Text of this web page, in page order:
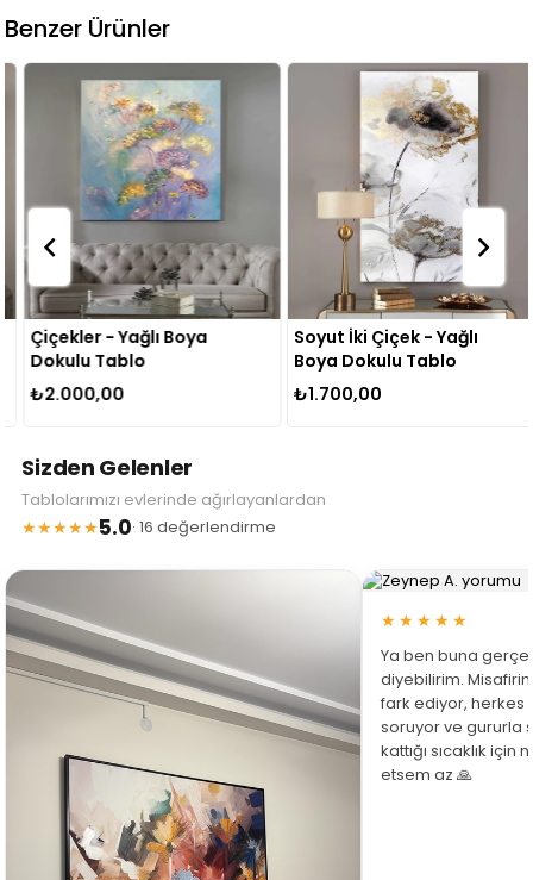
Benzer Ürünler
Çiçekler - Yağlı Boya
Dokulu Tablo
₺2.000,00
Soyut İki Çiçek - Yağlı
Boya Dokulu Tablo
₺1.700,00
Sizden Gelenler
Tablolarımızı evlerinde ağırlayanlardan
★★★★★5.0· 16 değerlendirme
★★★★★
Ya ben buna
diyebilirim.
fark ediyor, herkes
soruyor ve gururla
kattığı sıcaklık
etsem az 🙏